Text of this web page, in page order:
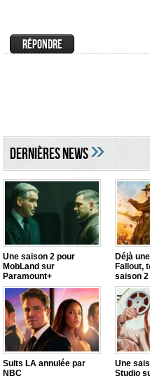
DERNIÈRES NEWS»
Une saison 2 pour
MobLand sur
Paramount+
Déjà
Fallout,
saison 2
Suits LA annulée par
NBC
Une
Studio